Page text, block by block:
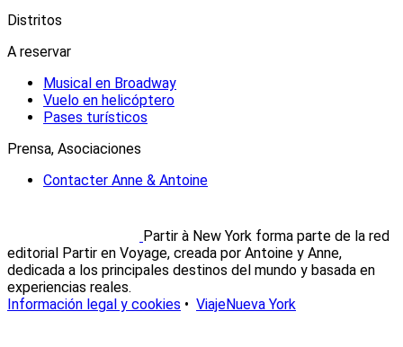
Distritos
A reservar
Musical en Broadway
Vuelo en helicóptero
Pases turísticos
Prensa, Asociaciones
Contacter Anne & Antoine
Partir à New York forma parte de la red
editorial Partir en Voyage, creada por Antoine y Anne,
dedicada a los principales destinos del mundo y basada en
experiencias reales.
Información legal y cookies • ViajeNueva York